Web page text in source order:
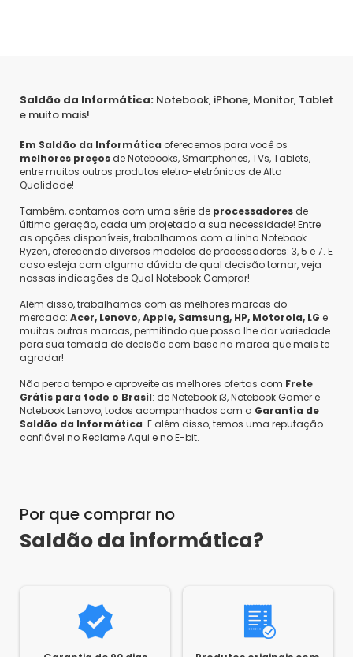
Saldão da Informática: Notebook, iPhone, Monitor, Tablet
e muito mais!
Em Saldão da Informática oferecemos para você os
melhores preços de Notebooks, Smartphones, TVs, Tablets,
entre muitos outros produtos eletro-eletrônicos de Alta
Qualidade!
Também, contamos com uma série de processadores de
última geração, cada um projetado a sua necessidade! Entre
as opções disponíveis, trabalhamos com a linha Notebook
Ryzen, oferecendo diversos modelos de processadores: 3, 5 e 7. E
caso esteja com alguma dúvida de qual decisão tomar, veja
nossas indicações de Qual Notebook Comprar!
Além disso, trabalhamos com as melhores marcas do
mercado: Acer, Lenovo, Apple, Samsung, HP, Motorola, LG e
muitas outras marcas, permitindo que possa lhe dar variedade
para sua tomada de decisão com base na marca que mais te
agradar!
Não perca tempo e aproveite as melhores ofertas com Frete
Grátis para todo o Brasil: de Notebook i3, Notebook Gamer e
Notebook Lenovo, todos acompanhados com a Garantia de
Saldão da Informática. E além disso, temos uma reputação
confiável no Reclame Aqui e no E-bit.
Por que comprar no
Saldão da informática?